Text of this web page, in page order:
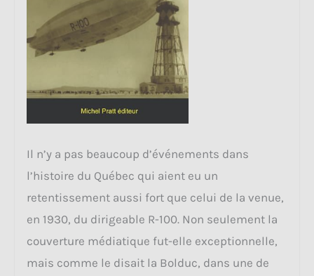
Il n’y a pas beaucoup d’événements dans
l’histoire du Québec qui aient eu un
retentissement aussi fort que celui de la venue,
en 1930, du dirigeable R-100. Non seulement la
couverture médiatique fut-elle exceptionnelle,
mais comme le disait la Bolduc, dans une de